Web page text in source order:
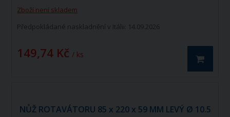
Zboží není skladem
Předpokládané naskladnění v Itálii: 14.09.2026
149,74 Kč / ks
NŮŽ ROTAVÁTORU 85 x 220 x 59 MM LEVÝ Ø 10.5